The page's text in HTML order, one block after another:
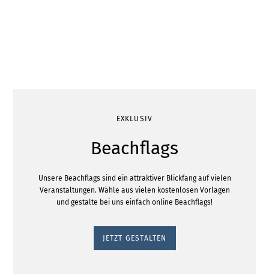
EXKLUSIV
Beachflags
Unsere Beachflags sind ein attraktiver Blickfang auf vielen
Veranstaltungen. Wähle aus vielen kostenlosen Vorlagen
und gestalte bei uns einfach online Beachflags!
JETZT GESTALTEN